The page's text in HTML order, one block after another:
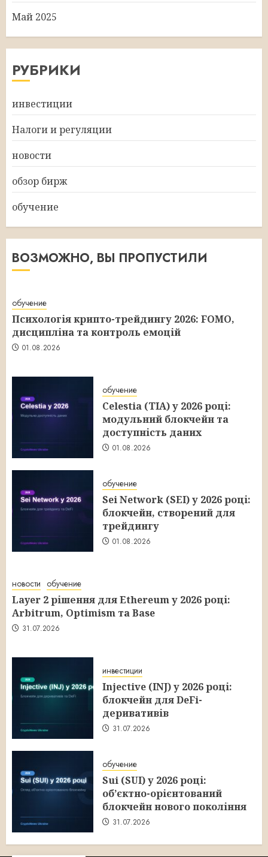
Май 2025
РУБРИКИ
инвестиции
Налоги и регуляции
новости
обзор бирж
обучение
ВОЗМОЖНО, ВЫ ПРОПУСТИЛИ
обучение
Психологія крипто-трейдингу 2026: FOMO,
дисципліна та контроль емоцій
01.08.2026
обучение
Celestia (TIA) у 2026 році:
модульний блокчейн та
доступність даних
01.08.2026
обучение
Sei Network (SEI) у 2026 році:
блокчейн, створений для
трейдингу
01.08.2026
новости обучение
Layer 2 рішення для Ethereum у 2026 році:
Arbitrum, Optimism та Base
31.07.2026
инвестиции
Injective (INJ) у 2026 році:
блокчейн для DeFi-
деривативів
31.07.2026
обучение
Sui (SUI) у 2026 році:
об’єктно-орієнтований
блокчейн нового покоління
31.07.2026